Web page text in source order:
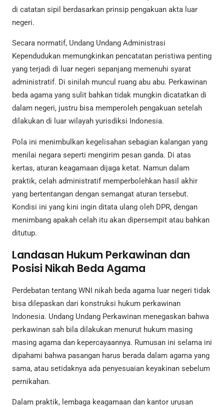
di catatan sipil berdasarkan prinsip pengakuan akta luar
negeri.
Secara normatif, Undang Undang Administrasi
Kependudukan memungkinkan pencatatan peristiwa penting
yang terjadi di luar negeri sepanjang memenuhi syarat
administratif. Di sinilah muncul ruang abu abu. Perkawinan
beda agama yang sulit bahkan tidak mungkin dicatatkan di
dalam negeri, justru bisa memperoleh pengakuan setelah
dilakukan di luar wilayah yurisdiksi Indonesia.
Pola ini menimbulkan kegelisahan sebagian kalangan yang
menilai negara seperti mengirim pesan ganda. Di atas
kertas, aturan keagamaan dijaga ketat. Namun dalam
praktik, celah administratif memperbolehkan hasil akhir
yang bertentangan dengan semangat aturan tersebut.
Kondisi ini yang kini ingin ditata ulang oleh DPR, dengan
menimbang apakah celah itu akan dipersempit atau bahkan
ditutup.
Landasan Hukum Perkawinan dan
Posisi Nikah Beda Agama
Perdebatan tentang WNI nikah beda agama luar negeri tidak
bisa dilepaskan dari konstruksi hukum perkawinan
Indonesia. Undang Undang Perkawinan menegaskan bahwa
perkawinan sah bila dilakukan menurut hukum masing
masing agama dan kepercayaannya. Rumusan ini selama ini
dipahami bahwa pasangan harus berada dalam agama yang
sama, atau setidaknya ada penyesuaian keyakinan sebelum
pernikahan.
Dalam praktik, lembaga keagamaan dan kantor urusan